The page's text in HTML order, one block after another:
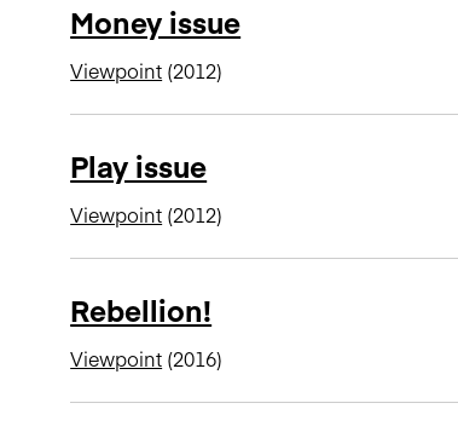
Money issue
Viewpoint (2012)
Play issue
Viewpoint (2012)
Rebellion!
Viewpoint (2016)